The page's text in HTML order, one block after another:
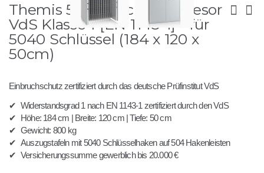
Anfang
der
Bildergalerie
springen
Themis 5040 - Schlüsseltresor
VdS Klasse 1 [EN 1143-1] - für
5040 Schlüssel (184 x 120 x
50cm)
Einbruchschutz zertifiziert durch das deutsche Prüfinstitut VdS
✔ Widerstandsgrad 1 nach EN 1143-1 zertifiziert durch den VdS
✔ Höhe: 184 cm | Breite: 120 cm | Tiefe: 50 cm
✔ Gewicht: 800 kg
✔ Auszugstafeln mit 5040 Schlüsselhaken auf 504 Hakenleisten
✔ Versicherungssumme gewerblich bis 20.000 €